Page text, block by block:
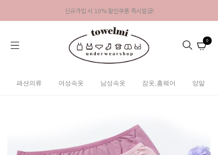
신규가입 시 10% 할인쿠폰 즉시발급!
0
패션의류 여성속옷 남성속옷 잠옷,홈웨어 양말